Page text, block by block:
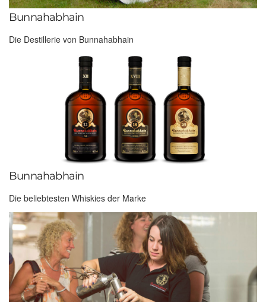
Bunnahabhain
Die Destillerie von Bunnahabhain
Bunnahabhain
Die beliebtesten Whiskies der Marke